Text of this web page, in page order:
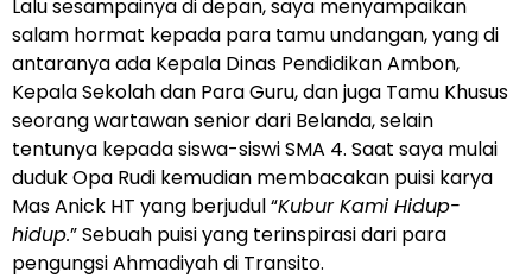
Lalu sesampainya di depan, saya menyampaikan
salam hormat kepada para tamu undangan, yang di
antaranya ada Kepala Dinas Pendidikan Ambon,
Kepala Sekolah dan Para Guru, dan juga Tamu Khusus
seorang wartawan senior dari Belanda, selain
tentunya kepada siswa-siswi SMA 4. Saat saya mulai
duduk Opa Rudi kemudian membacakan puisi karya
Mas Anick HT yang berjudul “Kubur Kami Hidup-
hidup.” Sebuah puisi yang terinspirasi dari para
pengungsi Ahmadiyah di Transito.